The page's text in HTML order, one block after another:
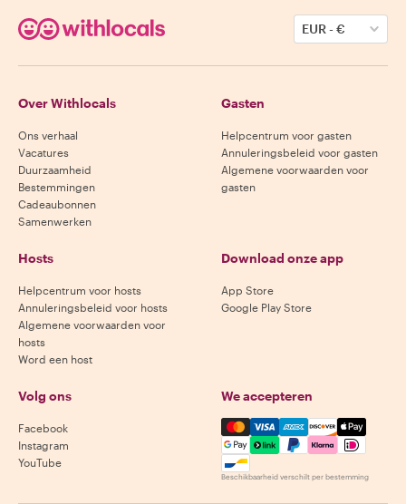
EUR-€
Over Withlocals
Ons verhaal
Vacatures
Duurzaamheid
Bestemmingen
Cadeaubonnen
Samenwerken
Gasten
Helpcentrum voor gasten
Annuleringsbeleid voor gasten
Algemene voorwaarden voor
gasten
Hosts
Helpcentrum voor hosts
Annuleringsbeleid voor hosts
Algemene voorwaarden voor
hosts
Word een host
Download onze app
App Store
Google Play Store
Volg ons
Facebook
Instagram
YouTube
We accepteren
Mastercard, Visa, Amex,
Beschikbaarheid verschilt per bestemming